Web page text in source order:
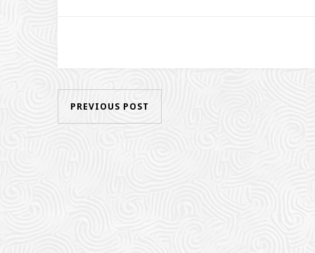
PREVIOUS POST